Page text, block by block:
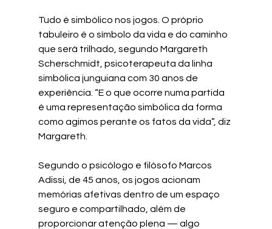
Tudo é simbólico nos jogos. O próprio
tabuleiro é o símbolo da vida e do caminho
que será trilhado, segundo Margareth
Scherschmidt, psicoterapeuta da linha
simbólica junguiana com 30 anos de
experiência. “E o que ocorre numa partida
é uma representação simbólica da forma
como agimos perante os fatos da vida”, diz
Margareth.
Segundo o psicólogo e filósofo Marcos
Adissi, de 45 anos, os jogos acionam
memórias afetivas dentro de um espaço
seguro e compartilhado, além de
proporcionar atenção plena — algo